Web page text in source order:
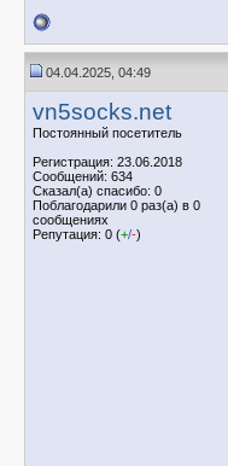
04.04.2025, 04:49
vn5socks.net
Постоянный посетитель
Регистрация: 23.06.2018
Сообщений: 634
Сказал(а) спасибо: 0
Поблагодарили 0 раз(а) в 0
сообщениях
Репутация: 0 (+/-)